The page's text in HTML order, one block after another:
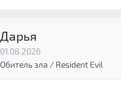
Дарья
01.08.2026
Обитель зла / Resident Evil